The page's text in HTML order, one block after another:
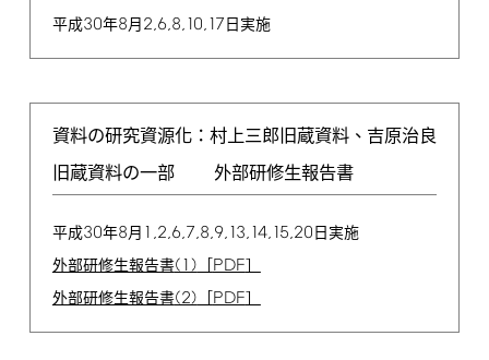
平成30年8月 2,6,8,10,17 日実施
資料の研究資源化：村上三郎旧蔵資料、吉原治良
旧蔵資料の一部
外部研修生報告書
平成30年8月 1,2,6,7,8,9,13,14,15,20 日実施
外部研修生報告書(1) PDF
外部研修生報告書(2) PDF